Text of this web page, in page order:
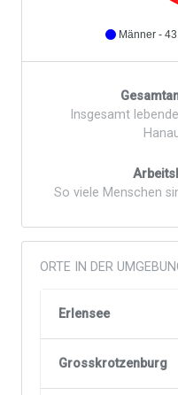
Männer -
Insgesamt
So viele Menschen
ORTE IN DER
Erlensee
Grosskrotzenburg